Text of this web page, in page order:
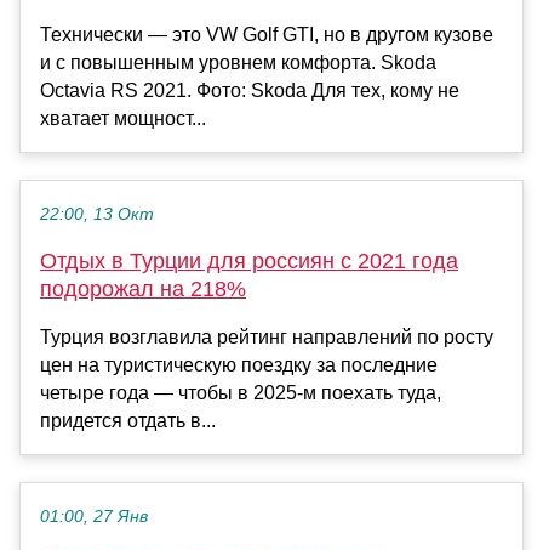
Технически — это VW Golf GTI, но в другом кузове
и с повышенным уровнем комфорта. Skoda
Octavia RS 2021. Фото: Skoda Для тех, кому не
хватает мощност...
22:00, 13 Окт
Отдых в Турции для россиян с 2021 года
подорожал на 218%
Турция возглавила рейтинг направлений по росту
цен на туристическую поездку за последние
четыре года — чтобы в 2025-м поехать туда,
придется отдать в...
01:00, 27 Янв